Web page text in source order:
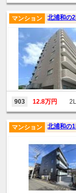
北浦和の
マンション
903 12.8万円
北浦和の
マンション